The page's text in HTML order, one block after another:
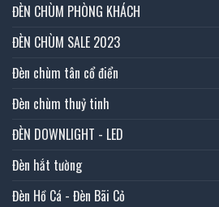
ĐÈN CHÙM PHÒNG KHÁCH
ĐÈN CHÙM SALE 2023
Đèn chùm tân cổ điển
Đèn chùm thuỷ tinh
ĐÈN DOWNLIGHT - LED
Đèn hắt tường
Đèn Hồ Cá - Đèn Bãi Cỏ